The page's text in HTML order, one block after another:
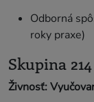
Odborná
roky praxe)
Skupina
Živnosť: